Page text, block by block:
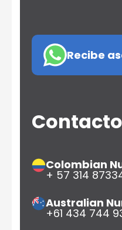
Recibe
Contacto
Colombian
+ 57 314
Australian
+61 434 744